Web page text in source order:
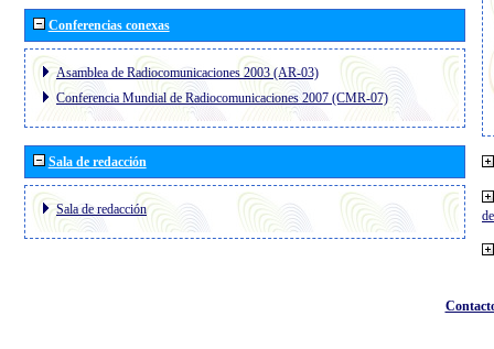
Conferencias conexas
Asamblea de Radiocomunicaciones 2003 (AR-03)
Conferencia Mundial de Radiocomunicaciones 2007 (CMR-07)
Sala de redacción
Sala de redacción